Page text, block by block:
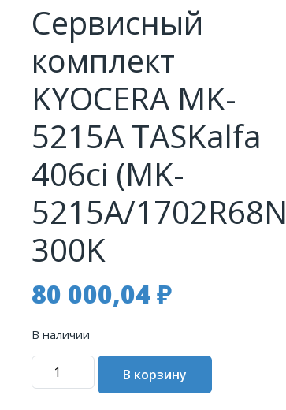
Сервисный
комплект
KYOCERA MK-
5215A TASKalfa
406ci (MK-
5215A/
300K
80 000,04₽
В наличии
Количество
товара
В корзину